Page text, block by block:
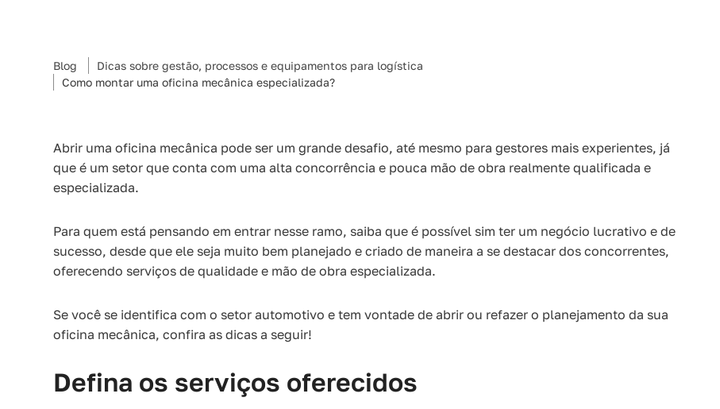
Blog
Dicas sobre gestão, processos e equipamentos para logística
Como montar uma oficina mecânica especializada?
Abrir uma oficina mecânica pode ser um grande desafio, até mesmo para gestores mais experientes, já
que é um setor que conta com uma alta concorrência e pouca mão de obra realmente qualificada e
especializada.
Para quem está pensando em entrar nesse ramo, saiba que é possível sim ter um negócio lucrativo e de
sucesso, desde que ele seja muito bem planejado e criado de maneira a se destacar dos concorrentes,
oferecendo serviços de qualidade e mão de obra especializada.
Se você se identifica com o setor automotivo e tem vontade de abrir ou refazer o planejamento da sua
oficina mecânica, confira as dicas a seguir!
Defina os serviços oferecidos